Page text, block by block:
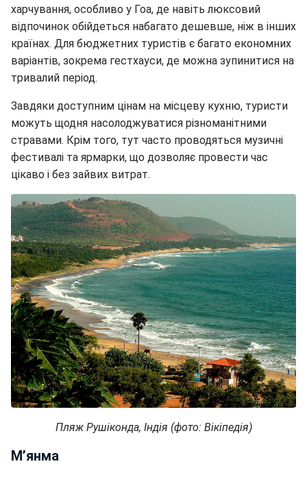
харчування, особливо у Гоа, де навіть люксовий
відпочинок обійдеться набагато дешевше, ніж в інших
країнах. Для бюджетних туристів є багато економних
варіантів, зокрема гестхауси, де можна зупинитися на
тривалий період.
Завдяки доступним цінам на місцеву кухню, туристи
можуть щодня насолоджуватися різноманітними
стравами. Крім того, тут часто проводяться музичні
фестивалі та ярмарки, що дозволяє провести час
цікаво і без зайвих витрат.
Пляж Рушіконда, Індія (фото: Вікіпедія)
М’янма